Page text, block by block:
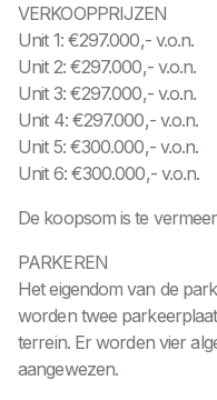
VERKOOPPRIJZEN
Unit 1: €297.000,- v.o.n.
Unit 2: €297.000,- v.o.n.
Unit 3: €297.000,- v.o.n.
Unit 4: €297.000,- v.o.n.
Unit 5: €300.000,- v.o.n.
Unit 6: €300.000,- v.o.n.
De koopsom is te
PARKEREN
Het eigendom van de
worden twee
terrein. Er worden vier
aangewezen.